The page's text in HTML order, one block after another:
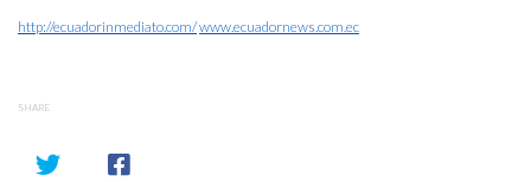
http://ecuadorinmediato.com/www.ecuadornews.com.ec
SHARE